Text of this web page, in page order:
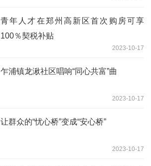
青年人才在郑州高新区首次购房可享
100％契税补贴
2023-10-17
乍浦镇龙湫社区唱响“同心共富”曲
2023-10-17
让群众的“忧心桥”变成“安心桥”
2023-10-17